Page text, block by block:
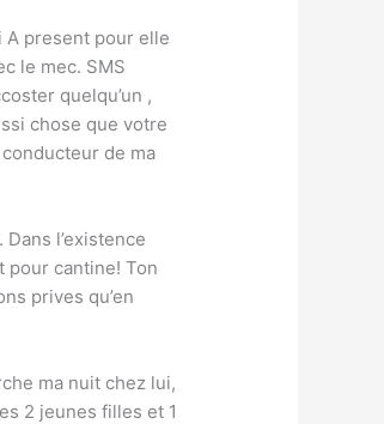
A present pour elle
le mec. SMS
quelqu’un ,
chose que votre
de ma
l’existence
pour cantine! Ton
prives qu’en
ma nuit chez lui,
2 jeunes filles et 1